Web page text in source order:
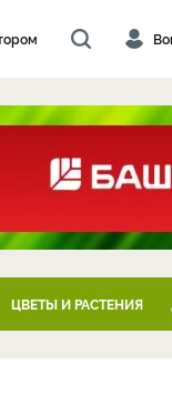
ЦВЕТЫ И РАСТЕНИЯ